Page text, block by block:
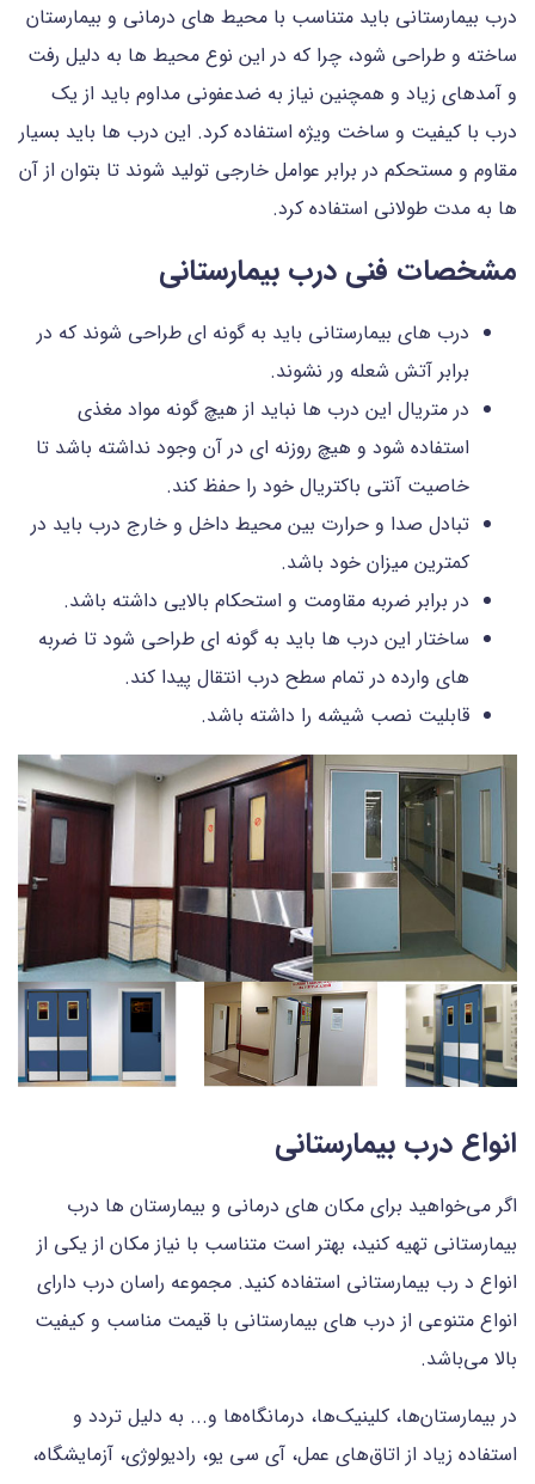
درب بیمارستانی باید متناسب با محیط های درمانی و بیمارستان
ساخته و طراحی شود، چرا که در این نوع محیط ها به دلیل رفت
و آمدهای زیاد و همچنین نیاز به ضدعفونی مداوم باید از یک
درب با کیفیت و ساخت ویژه استفاده کرد. این درب ها باید بسیار
مقاوم و مستحکم در برابر عوامل خارجی تولید شوند تا بتوان از آن
ها به مدت طولانی استفاده کرد.
مشخصات فنی درب بیمارستانی
درب های بیمارستانی باید به گونه ای طراحی شوند که در
برابر آتش شعله ور نشوند.
در متریال این درب ها نباید از هیچ گونه مواد مغذی
استفاده شود و هیچ روزنه ای در آن وجود نداشته باشد تا
خاصیت آنتی باکتریال خود را حفظ کند.
تبادل صدا و حرارت بین محیط داخل و خارج درب باید در
کمترین میزان خود باشد.
در برابر ضربه مقاومت و استحکام بالایی داشته باشد.
ساختار این درب ها باید به گونه ای طراحی شود تا ضربه
های وارده در تمام سطح درب انتقال پیدا کند.
قابلیت نصب شیشه را داشته باشد.
انواع درب بیمارستانی
اگر می‌خواهید برای مکان های درمانی و بیمارستان ها درب
بیمارستانی تهیه کنید، بهتر است متناسب با نیاز مکان از یکی از
انواع د رب بیمارستانی استفاده کنید. مجموعه راسان درب دارای
انواع متنوعی از درب های بیمارستانی با قیمت مناسب و کیفیت
بالا می‌باشد.
در بیمارستان‌ها، کلینیک‌ها، درمانگاه‌ها و... به دلیل تردد و
استفاده زیاد از اتاق‌های عمل، آی سی یو، رادیولوژی، آزمایشگاه،